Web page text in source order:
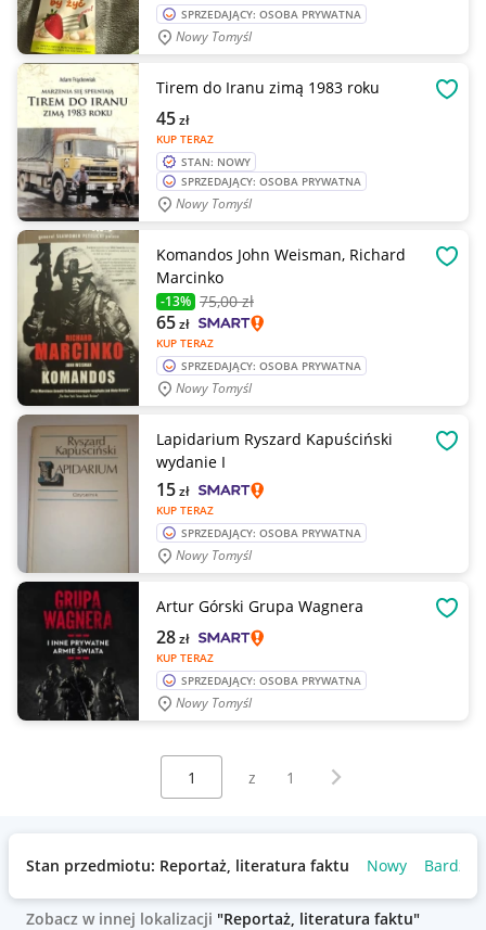
SPRZEDAJĄCY: OSOBA PRYWATNA
Nowy Tomyśl
Tirem do Iranu zimą 1983 roku
KUP TERAZ
45zł
STAN: NOWY
SPRZEDAJĄCY: OSOBA PRYWATNA
Nowy Tomyśl
Komandos John Weisman, Richard
Marcinko
-13% 75,00 zł
KUP TERAZ
65zł
SPRZEDAJĄCY: OSOBA PRYWATNA
Nowy Tomyśl
Lapidarium Ryszard Kapuściński
wydanie I
KUP TERAZ
15zł
SPRZEDAJĄCY: OSOBA PRYWATNA
Nowy Tomyśl
Artur Górski Grupa Wagnera
KUP TERAZ
28zł
SPRZEDAJĄCY: OSOBA PRYWATNA
Nowy Tomyśl
Wybierz stronę:
z 1 Następna strona
Stan przedmiotu: Reportaż, literatura faktu Nowy Bardzo
Zobacz w innej lokalizacji "Reportaż, literatura faktu"